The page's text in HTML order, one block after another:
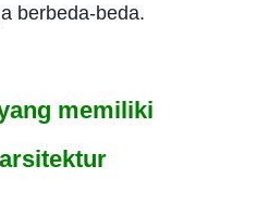
berbeda-beda.
memiliki